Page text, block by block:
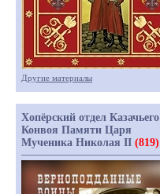
Другие материалы
Хопёрский отдел Казачьего
Конвоя Памяти Царя
Мученика Николая II (819)